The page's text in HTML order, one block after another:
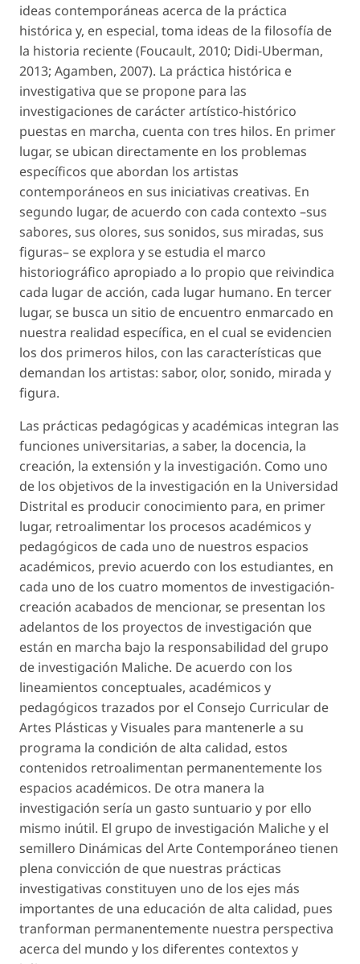
ideas contemporáneas acerca de la práctica
histórica y, en especial, toma ideas de la filosofía de
la historia reciente (Foucault, 2010; Didi-Uberman,
2013; Agamben, 2007). La práctica histórica e
investigativa que se propone para las
investigaciones de carácter artístico-histórico
puestas en marcha, cuenta con tres hilos. En primer
lugar, se ubican directamente en los problemas
específicos que abordan los artistas
contemporáneos en sus iniciativas creativas. En
segundo lugar, de acuerdo con cada contexto –sus
sabores, sus olores, sus sonidos, sus miradas, sus
figuras– se explora y se estudia el marco
historiográfico apropiado a lo propio que reivindica
cada lugar de acción, cada lugar humano. En tercer
lugar, se busca un sitio de encuentro enmarcado en
nuestra realidad específica, en el cual se evidencien
los dos primeros hilos, con las características que
demandan los artistas: sabor, olor, sonido, mirada y
figura.
Las prácticas pedagógicas y académicas integran las
funciones universitarias, a saber, la docencia, la
creación, la extensión y la investigación. Como uno
de los objetivos de la investigación en la Universidad
Distrital es producir conocimiento para, en primer
lugar, retroalimentar los procesos académicos y
pedagógicos de cada uno de nuestros espacios
académicos, previo acuerdo con los estudiantes, en
cada uno de los cuatro momentos de investigación-
creación acabados de mencionar, se presentan los
adelantos de los proyectos de investigación que
están en marcha bajo la responsabilidad del grupo
de investigación Maliche. De acuerdo con los
lineamientos conceptuales, académicos y
pedagógicos trazados por el Consejo Curricular de
Artes Plásticas y Visuales para mantenerle a su
programa la condición de alta calidad, estos
contenidos retroalimentan permanentemente los
espacios académicos. De otra manera la
investigación sería un gasto suntuario y por ello
mismo inútil. El grupo de investigación Maliche y el
semillero Dinámicas del Arte Contemporáneo tienen
plena convicción de que nuestras prácticas
investigativas constituyen uno de los ejes más
importantes de una educación de alta calidad, pues
tranforman permanentemente nuestra perspectiva
acerca del mundo y los diferentes contextos y